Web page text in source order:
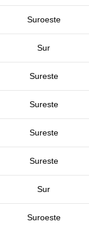
Suroeste
Sur
Sureste
Sureste
Sureste
Sureste
Sur
Suroeste